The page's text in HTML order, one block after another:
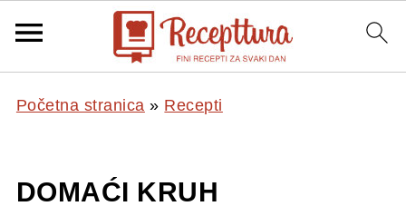
Početna stranica » Recepti
DOMAĆI KRUH